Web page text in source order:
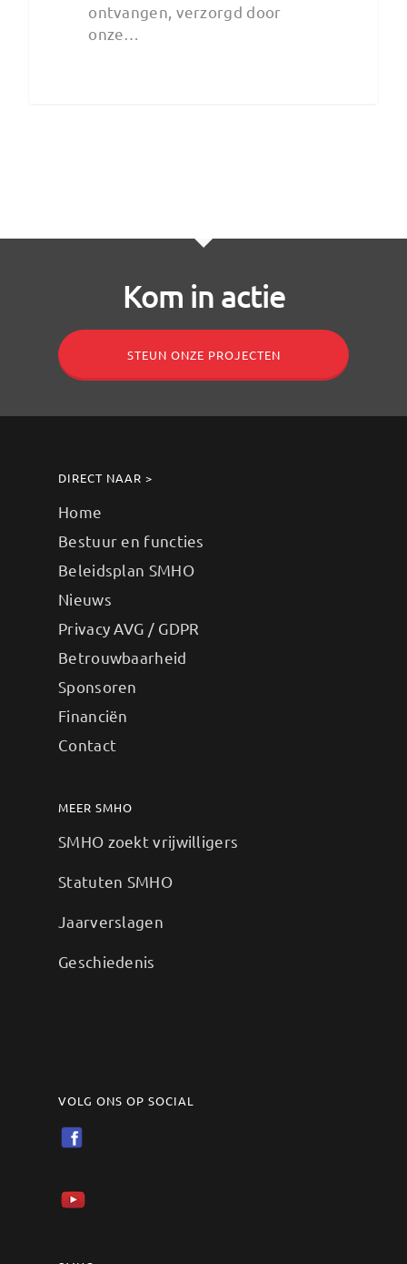
ontvangen, verzorgd door
onze…
Kom in actie
STEUN ONZE PROJECTEN
DIRECT NAAR >
Home
Bestuur en functies
Beleidsplan SMHO
Nieuws
Privacy AVG / GDPR
Betrouwbaarheid
Sponsoren
Financiën
Contact
MEER SMHO
SMHO zoekt vrijwilligers
Statuten SMHO
Jaarverslagen
Geschiedenis
VOLG ONS OP SOCIAL